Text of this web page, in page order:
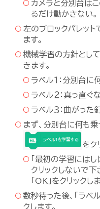
カメラと分別台は
るだけ動かさない。
左のブロックパレッ
ます。
機械学習の方針とし
きます。
ラベル１：分別台
ラベル２：真っ直ぐ
ラベル３：曲がった
まず、分別台に何も
をク
「最初の学習には
クリックしないで下
「OK」をクリックし
数秒待った後、「ラベ
クします。